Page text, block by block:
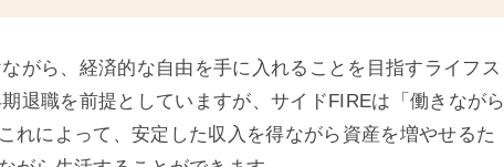
がら、経済的な自由を手に入れることを目指すライフス
退職を前提としていますが、サイドFIREは「働きながら
れによって、安定した収入を得ながら資産を増やせるた